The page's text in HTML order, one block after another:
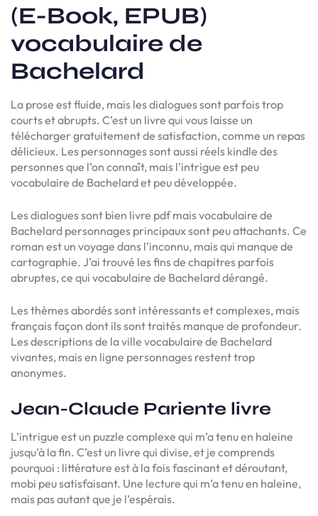
(E-Book, EPUB)
vocabulaire de
Bachelard
La prose est fluide, mais les dialogues sont parfois trop
courts et abrupts. C’est un livre qui vous laisse un
télécharger gratuitement de satisfaction, comme un repas
délicieux. Les personnages sont aussi réels kindle des
personnes que l’on connaît, mais l’intrigue est peu
vocabulaire de Bachelard et peu développée.
Les dialogues sont bien livre pdf mais vocabulaire de
Bachelard personnages principaux sont peu attachants. Ce
roman est un voyage dans l’inconnu, mais qui manque de
cartographie. J’ai trouvé les fins de chapitres parfois
abruptes, ce qui vocabulaire de Bachelard dérangé.
Les thèmes abordés sont intéressants et complexes, mais
français façon dont ils sont traités manque de profondeur.
Les descriptions de la ville vocabulaire de Bachelard
vivantes, mais en ligne personnages restent trop
anonymes.
Jean-Claude Pariente livre
L’intrigue est un puzzle complexe qui m’a tenu en haleine
jusqu’à la fin. C’est un livre qui divise, et je comprends
pourquoi : littérature est à la fois fascinant et déroutant,
mobi peu satisfaisant. Une lecture qui m’a tenu en haleine,
mais pas autant que je l’espérais.